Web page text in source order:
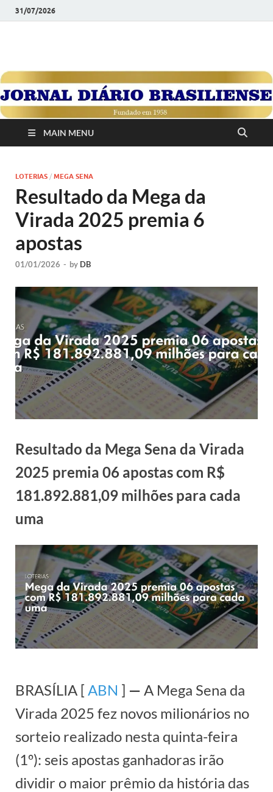
31/07/2026
JORNAL DIÁRIO
BRASILIENSE
1958
MAIN MENU
LOTERIAS / MEGA SENA
Resultado da Mega da
Virada 2025 premia 6
apostas
01/01/2026 - by DB
Resultado da Mega Sena da Virada
2025 premia 06 apostas com R$
181.892.881,09 milhões para cada
uma
BRASÍLIA [ ABN ] — A Mega Sena da
Virada 2025 fez novos milionários no
sorteio realizado nesta quinta-feira
(1º): seis apostas ganhadoras irão
dividir o maior prêmio da história das